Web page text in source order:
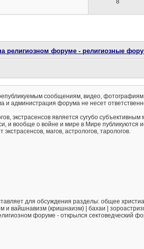
религиозном форуме - религиозные
сообщениям, видео, фотографиям,
администрация форума не несет
экстрасенсов является сугубо субъективным
и вообще о войне и мире в Мире
магов, астрологов, тарологов.
для обсуждения разделы: общее
и вайшнавизм (кришнаизм) | бахаи |
форуме - открылся сектоведческий